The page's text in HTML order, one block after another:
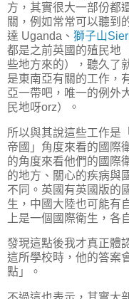
方，其實很大一部份都
關，例如常常可以聽到
達 Uganda、 獅子山
都是之前英國的殖民地
些地方來的），聽久了
是東南亞有關的工作，
亞一帶吧，唯一的例外
民地呀orz）。
所以與其說這些工作是
帝國」角度來看的國際
的角度來看他們的國際
的地方、關心的疾病與
不同。英國有英國版的
生，中國大陸也可能有
上是一個國際衛生，各
發現這點後我才真正體
這所學校時，他的答案
點」。